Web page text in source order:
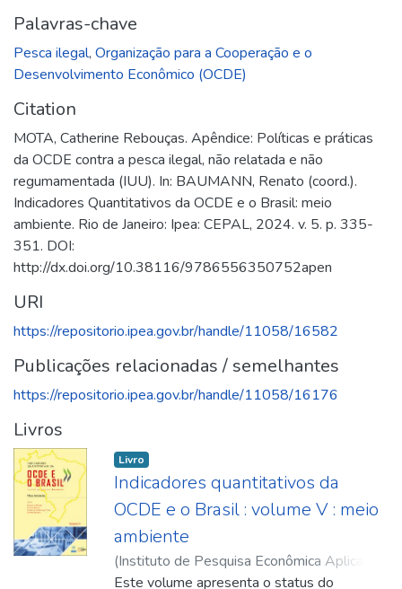
Palavras-chave
Pesca ilegal, Organização para a Cooperação e o
Desenvolvimento Econômico (OCDE)
Citation
MOTA, Catherine Rebouças. Apêndice: Políticas e práticas
da OCDE contra a pesca ilegal, não relatada e não
regumamentada (IUU). In: BAUMANN, Renato (coord.).
Indicadores Quantitativos da OCDE e o Brasil: meio
ambiente. Rio de Janeiro: Ipea: CEPAL, 2024. v. 5. p. 335-
351. DOI:
http://dx.doi.org/10.38116/9786556350752apen
URI
https://repositorio.ipea.gov.br/handle/11058/16582
Publicações relacionadas / semelhantes
https://repositorio.ipea.gov.br/handle/11058/16176
Livros
Livro
Indicadores quantitativos da
OCDE e o Brasil : volume V : meio
ambiente
(Instituto de Pesquisa Econômica Aplicada
(Ipea),2024-11)Abbade, Eduardo
Este volume apresenta o status do